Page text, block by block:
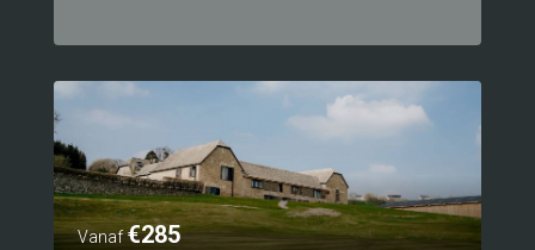
Vanaf€285